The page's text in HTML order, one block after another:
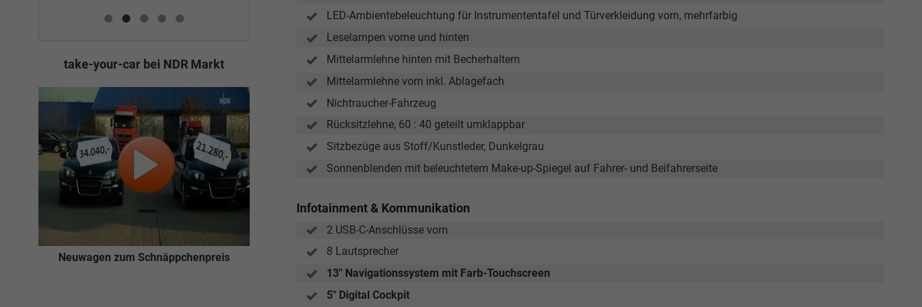
LED-Ambientebeleuchtung für Instrumententafel und Türverkleidung vorn, mehrfarbig
Leselampen vorne und hinten
Mittelarmlehne hinten mit Becherhaltern
Mittelarmlehne vorn inkl. Ablagefach
Nichtraucher-Fahrzeug
Rücksitzlehne, 60 : 40 geteilt umklappbar
Sitzbezüge aus Stoff/Kunstleder, Dunkelgrau
Sonnenblenden mit beleuchtetem Make-up-Spiegel auf Fahrer- und Beifahrerseite
Infotainment & Kommunikation
2 USB-C-Anschlüsse vorn
8 Lautsprecher
13" Navigationssystem mit Farb-Touchscreen
5" Digital Cockpit
take-your-car bei NDR Markt
Neuwagen zum Schnäppchenpreis